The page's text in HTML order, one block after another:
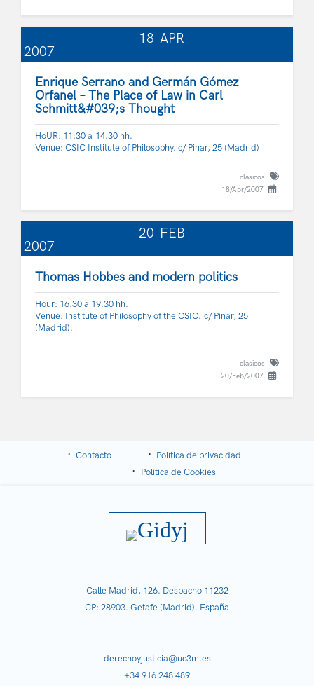
18 APR
2007
Enrique Serrano and Germán Gómez
Orfanel – The Place of Law in Carl
Schmitt&#039;s Thought
HoUR: 11:30 a 14.30 hh.
Venue: CSIC Institute of Philosophy. c/ Pinar, 25 (Madrid)
clasicos
18/Apr/2007
20 FEB
2007
Thomas Hobbes and modern politics
Hour: 16.30 a 19.30 hh.
Venue: Institute of Philosophy of the CSIC. c/ Pinar, 25
(Madrid).
clasicos
20/Feb/2007
Contacto
Política de privacidad
Política de Cookies
Calle Madrid, 126. Despacho 11232
CP: 28903. Getafe (Madrid). España
derechoyjusticia@uc3m.es
+34 916 248 489